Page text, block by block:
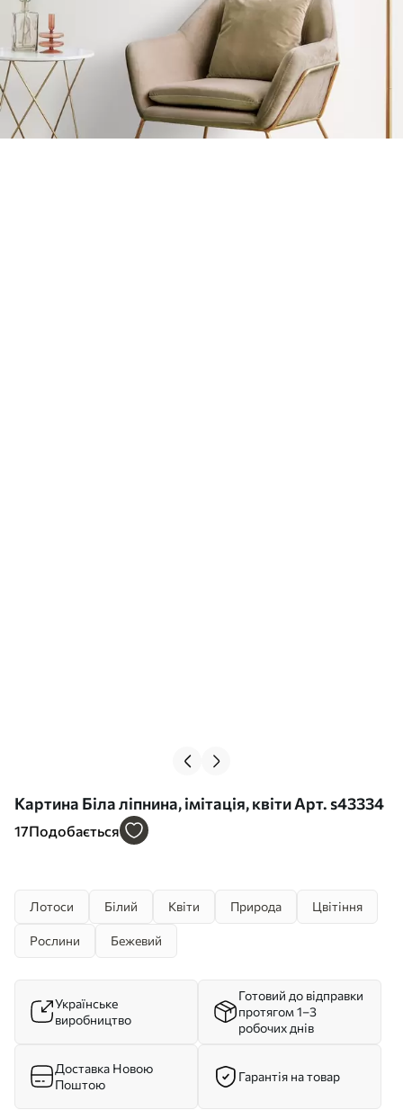
Картина Біла ліпнина, імітація, квіти Арт. s43334
17Подобається
Лотоси Білий Квіти Природа Цвітіння
Рослини Бежевий
Українське
виробництво
Готовий до відправки
протягом 1–3
робочих днів
Доставка Новою
Поштою
Гарантія на товар